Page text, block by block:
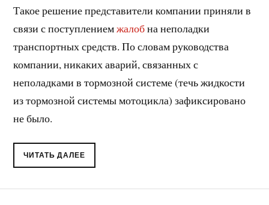
Такое решение представители компании приняли в
связи с поступлениемжалобна неполадки
транспортных средств. По словам руководства
компании, никаких аварий, связанных с
неполадками в тормозной системе (течь жидкости
из тормозной системы мотоцикла) зафиксировано
не было.
ЧИТАТЬ ДАЛЕЕ